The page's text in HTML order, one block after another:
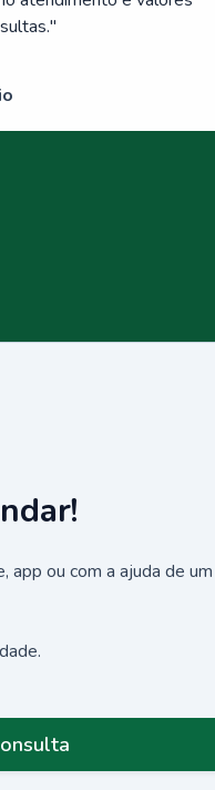
"
app ou com a ajuda de um